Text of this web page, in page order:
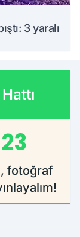
3 yaralı
fotoğraf